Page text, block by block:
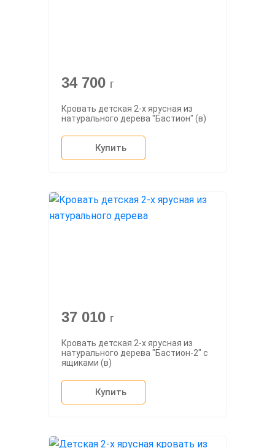
34 700 г
Кровать детская 2-х ярусная из
натурального дерева "Бастион" (в)
Купить
37 010 г
Кровать детская 2-х ярусная из
натурального дерева "Бастион-2" с
ящиками (в)
Купить